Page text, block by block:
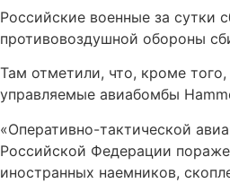
Российские военные за сутки
противовоздушной обороны
Там отметили, что, кроме
управляемые авиабомбы
«Оперативно-тактической
Российской Федерации
иностранных наемников,